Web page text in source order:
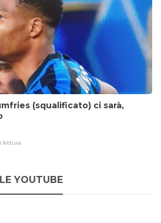
(squalificato) ci sarà,
lettura
YOUTUBE